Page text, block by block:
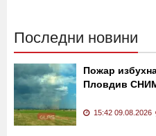
Последни новини
Пожар
Пловдив
15:42 09.08.2026